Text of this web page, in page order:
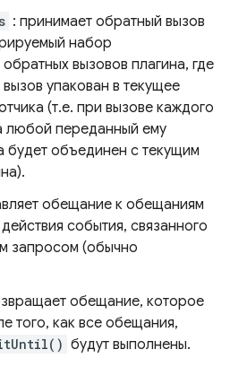
: принимает обратный вызов
набор
вызовов плагина, где
упакован в текущее
(т.е. при вызове каждого
любой переданный ему
будет объединен с текущим
обещание к обещаниям
события, связанного
запросом (обычно
обещание, которое
того, как все обещания,
будут выполнены.